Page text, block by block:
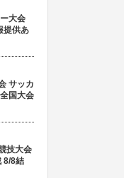
大会
提供あ
サッカ
国大会
技大会
8/8結